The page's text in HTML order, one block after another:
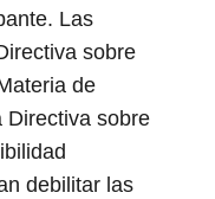
Las
sobre
de
Directiva sobre
debilitar las